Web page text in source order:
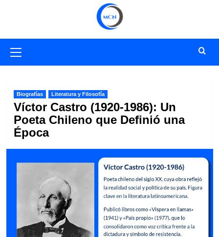
primario
Biografías Literatura y Filosofía
Víctor Castro (1920-1986): Un
Poeta Chileno que Definió una
Época